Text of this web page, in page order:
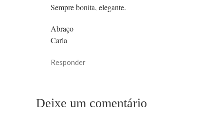
Sempre bonita, elegante.
Abraço
Carla
Responder
Deixe um comentário